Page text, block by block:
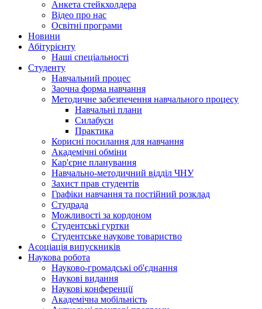
Анкета стейкхолдера
Відео про нас
Освітні програми
Hовини
Абітурієнту
Наші спеціальності
Студенту
Навчальний процес
Заочна форма навчання
Методичне забезпечення навчального процесу
Навчальні плани
Силабуси
Практика
Корисні посилання для навчання
Академічні обміни
Кар'єрне планування
Навчально-методичний відділ ЧНУ
Захист прав студентів
Графіки навчання та постійний розклад
Студрада
Можливості за кордоном
Студентські гуртки
Студентське наукове товариство
Асоціація випускників
Наукова робота
Науково-громадські об'єднання
Наукові видання
Наукові конференції
Академічна мобільність